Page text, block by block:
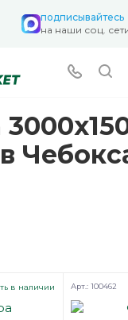
подписывайтесь
на наши соц.
в наличии Арт.: 100462